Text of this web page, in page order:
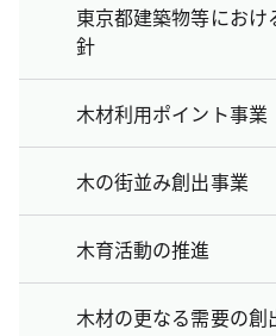
東京都建築物等にお
針
木材利用ポイント事業
木の街並み創出事業
木育活動の推進
木材の更なる需要の